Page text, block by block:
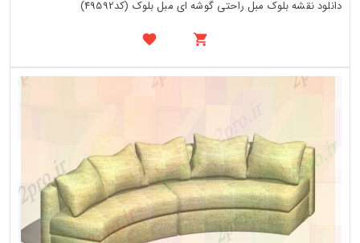
دانلود نقشه بلوک مبل راحتی گوشه ای مبل بلوک (کد49592)